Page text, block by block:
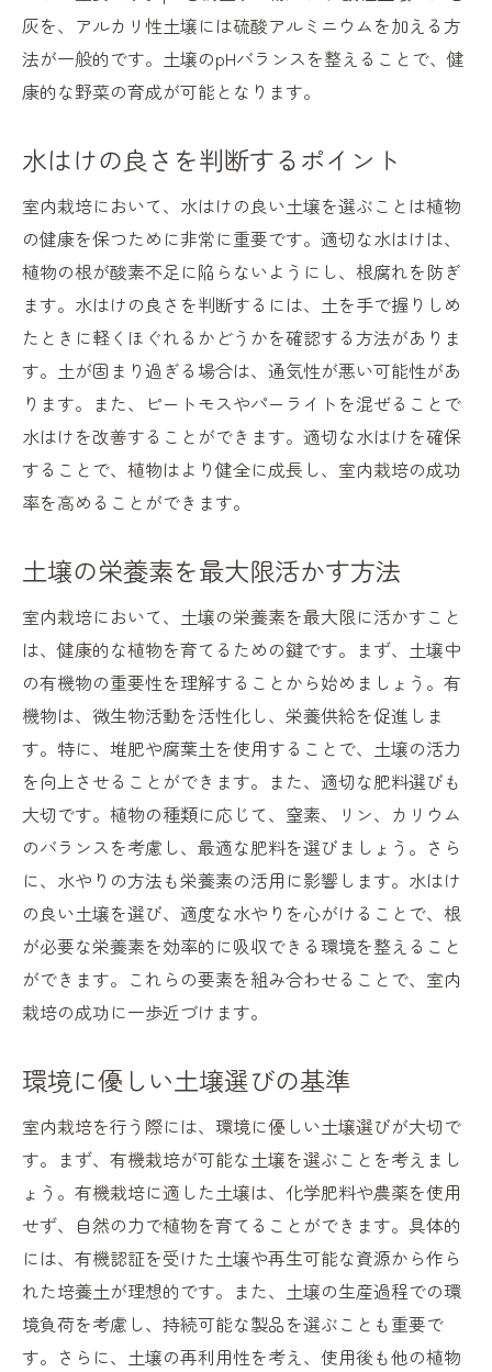
灰を、アルカリ性土壌には硫酸アルミニウムを加える方
法が一般的です。土壌のpHバランスを整えることで、健
康的な野菜の育成が可能となります。
水はけの良さを判断するポイント
室内栽培において、水はけの良い土壌を選ぶことは植物
の健康を保つために非常に重要です。適切な水はけは、
植物の根が酸素不足に陥らないようにし、根腐れを防ぎ
ます。水はけの良さを判断するには、土を手で握りしめ
たときに軽くほぐれるかどうかを確認する方法がありま
す。土が固まり過ぎる場合は、通気性が悪い可能性があ
ります。また、ピートモスやパーライトを混ぜることで
水はけを改善することができます。適切な水はけを確保
することで、植物はより健全に成長し、室内栽培の成功
率を高めることができます。
土壌の栄養素を最大限活かす方法
室内栽培において、土壌の栄養素を最大限に活かすこと
は、健康的な植物を育てるための鍵です。まず、土壌中
の有機物の重要性を理解することから始めましょう。有
機物は、微生物活動を活性化し、栄養供給を促進しま
す。特に、堆肥や腐葉土を使用することで、土壌の活力
を向上させることができます。また、適切な肥料選びも
大切です。植物の種類に応じて、窒素、リン、カリウム
のバランスを考慮し、最適な肥料を選びましょう。さら
に、水やりの方法も栄養素の活用に影響します。水はけ
の良い土壌を選び、適度な水やりを心がけることで、根
が必要な栄養素を効率的に吸収できる環境を整えること
ができます。これらの要素を組み合わせることで、室内
栽培の成功に一歩近づけます。
環境に優しい土壌選びの基準
室内栽培を行う際には、環境に優しい土壌選びが大切で
す。まず、有機栽培が可能な土壌を選ぶことを考えまし
ょう。有機栽培に適した土壌は、化学肥料や農薬を使用
せず、自然の力で植物を育てることができます。具体的
には、有機認証を受けた土壌や再生可能な資源から作ら
れた培養土が理想的です。また、土壌の生産過程での環
境負荷を考慮し、持続可能な製品を選ぶことも重要で
す。さらに、土壌の再利用性を考え、使用後も他の植物